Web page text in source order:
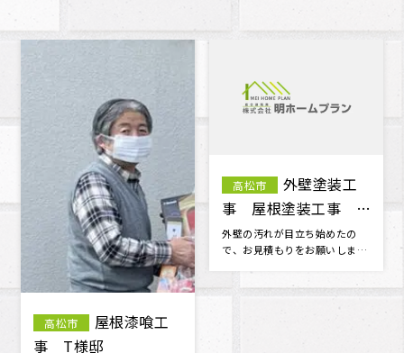
高松市
屋根雨漏り
補修 N様邸
天井にシミが出来ていることに
気がつき、慌てて探した明ホー
ムプランさんに点検のお願いを
しました･･･
三木町
袖瓦補修・
漆喰工事 M様邸
工事の仕上がりには100％満足
です。 担当者並びに作業員さん